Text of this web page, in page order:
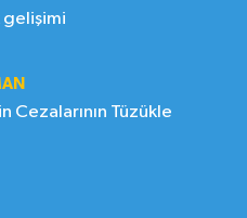
gelişimi
Cezalarının Tüzükle